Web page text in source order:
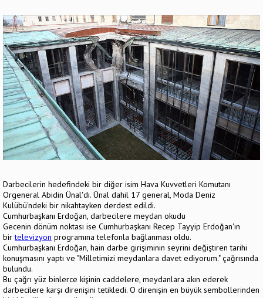
Darbecilerin hedefindeki bir diğer isim Hava Kuvvetleri Komutanı
Orgeneral Abidin Ünal'dı. Ünal dahil 17 general, Moda Deniz
Kulübü'ndeki bir nikahtayken derdest edildi.
Cumhurbaşkanı Erdoğan, darbecilere meydan okudu
Gecenin dönüm noktası ise Cumhurbaşkanı Recep Tayyip Erdoğan'ın
birtelevizyon programına telefonla bağlanması oldu.
Cumhurbaşkanı Erdoğan, hain darbe girişiminin seyrini değiştiren tarihi
konuşmasını yaptı ve "Milletimizi meydanlara davet ediyorum." çağrısında
bulundu.
Bu çağrı yüz binlerce kişinin caddelere, meydanlara akın ederek
darbecilere karşı direnişini tetikledi. O direnişin en büyük sembollerinden